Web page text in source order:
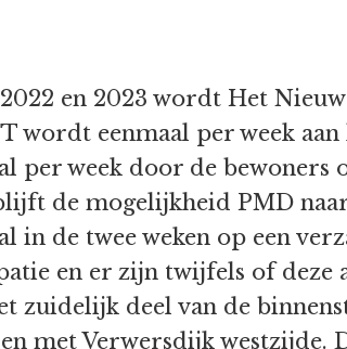
en 2023 wordt Het
wordt eenmaal per week
per week door de
de mogelijkheid PMD
in de twee weken op een
en er zijn twijfels of deze
zuidelijk deel van de
met Verwersdijk westzijde.